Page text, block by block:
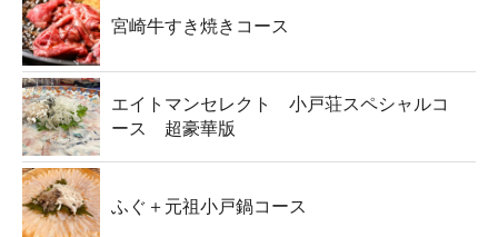
宮崎牛すき焼きコース
エイトマンセレクト 小戸荘スペシャルコ
ース 超豪華版
ふぐ＋元祖小戸鍋コース